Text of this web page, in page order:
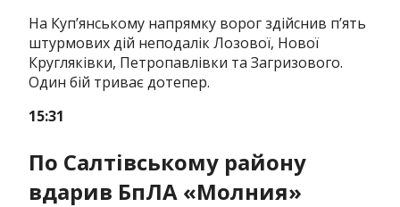
На Куп’янському напрямку ворог здійснив п’ять
штурмових дій неподалік Лозової, Нової
Кругляківки, Петропавлівки та Загризового.
Один бій триває дотепер.
15:31
По Салтівському району
вдарив БпЛА «Молния»